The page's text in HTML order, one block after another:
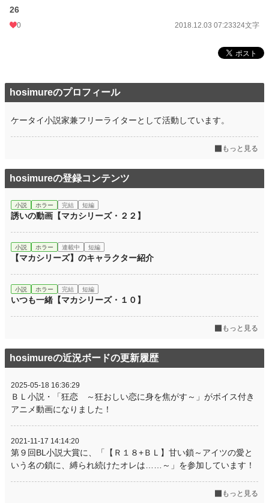
26
0 2018.12.03 07:23324文字
hosimureのプロフィール
ケータイ小説家兼フリーライターとして活動しています。
もっと見る
hosimureの登録コンテンツ
小説 ホラー 完結 短編
誘いの動画【マカシリーズ・２２】
小説 ホラー 連載中 短編
【マカシリーズ】のキャラクター紹介
小説 ホラー 完結 短編
いつも一緒【マカシリーズ・１０】
もっと見る
hosimureの近況ボードの更新履歴
2025-05-18 16:36:29
ＢＬ小説・「狂恋 ～狂おしい恋に身を焦がす～」がボイス付き
アニメ動画になりました！
2021-11-17 14:14:20
第９回BL小説大賞に、「【Ｒ１８+ＢＬ】甘い鎖～アイツの愛と
いう名の鎖に、縛られ続けたオレは……～」を参加しています！
もっと見る